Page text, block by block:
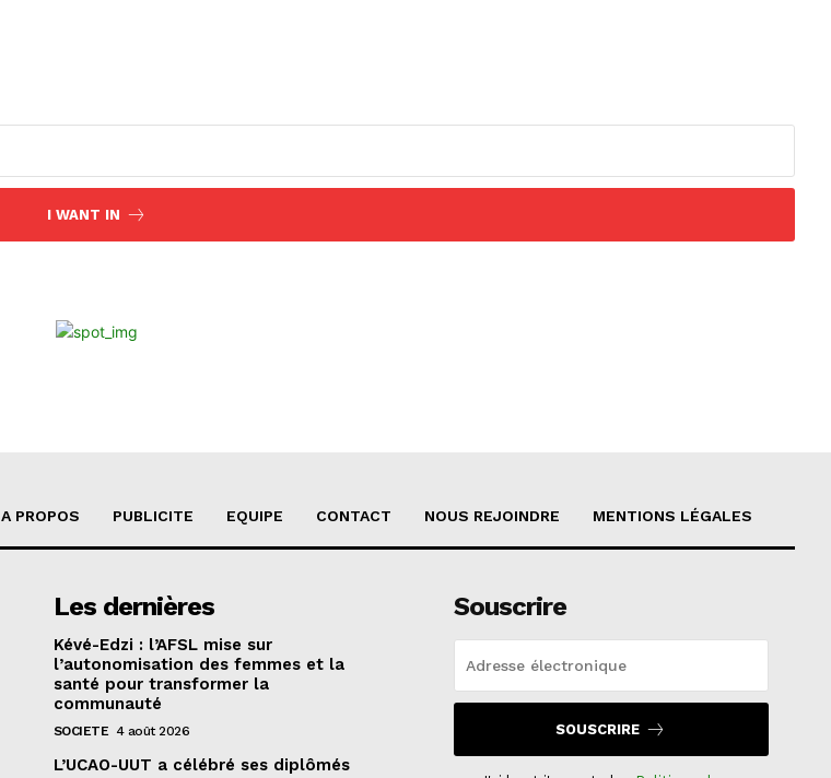
I WANT IN
A PROPOS PUBLICITE EQUIPE CONTACT NOUS REJOINDRE MENTIONS LÉGALES
Les dernières
Kévé-Edzi : l’AFSL mise sur
l’autonomisation des femmes et la
santé pour transformer la
communauté
SOCIETE 4 août 2026
L’UCAO-UUT a célébré ses diplômés
Souscrire
SOUSCRIRE